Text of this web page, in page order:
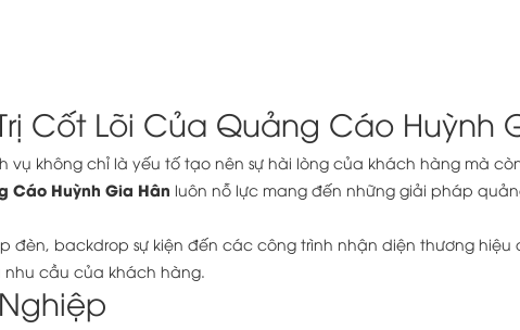
Cốt Lõi Của Quảng Cáo Huỳnh
vụ không chỉ là yếu tố tạo nên sự hài lòng của khách hàng mà
Cáo Huỳnh Gia Hân luôn nỗ lực mang đến những giải pháp
backdrop sự kiện đến các công trình nhận diện thương
cầu của khách hàng.